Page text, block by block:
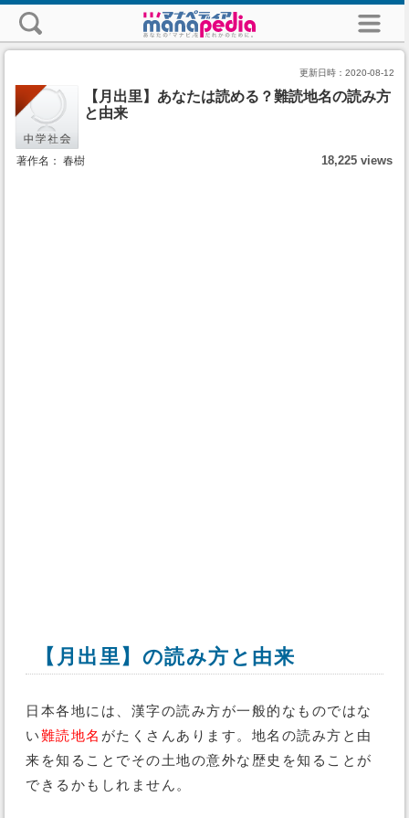
更新日時： 2020-08-12
【月出里】あなたは読める？難読地名の読み方
と由来
著作名： 春樹 18,225 views
【月出里】の読み方と由来
日本各地には、漢字の読み方が一般的なものではな
い難読地名 がたくさんあります。地名の読み方と由
来を知ることでその土地の意外な歴史を知ることが
できるかもしれません。